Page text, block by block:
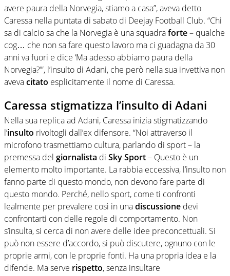
avere paura della Norvegia, stiamo a casa”, aveva detto
Caressa nella puntata di sabato di Deejay Football Club. “Chi
sa di calcio sa che la Norvegia è una squadraforte– qualche
cog… che non sa fare questo lavoro ma ci guadagna da 30
anni va fuori e dice ‘Ma adesso abbiamo paura della
Norvegia?’”, l’insulto di Adani, che però nella sua invettiva non
avevacitato esplicitamente il nome di Caressa.
Caressa stigmatizza l’insulto di Adani
Nella sua replica ad Adani, Caressa inizia stigmatizzando
l’insulto rivoltogli dall’ex difensore. “Noi attraverso il
microfono trasmettiamo cultura, parlando di sport – la
premessa del giornalista di SkySport– Questo è un
elemento molto importante. La rabbia eccessiva, l’insulto non
fanno parte di questo mondo, non devono fare parte di
questo mondo. Perché, nello sport, come ti confronti
lealmente per prevalere così in unadiscussione devi
confrontarti con delle regole di comportamento. Non
s’insulta, si cerca di non avere delle idee preconcettuali. Si
può non essere d’accordo, si può discutere, ognuno con le
proprie armi, con le proprie fonti. Ha una propria idea e la
difende. Ma serve rispetto, senza insultare